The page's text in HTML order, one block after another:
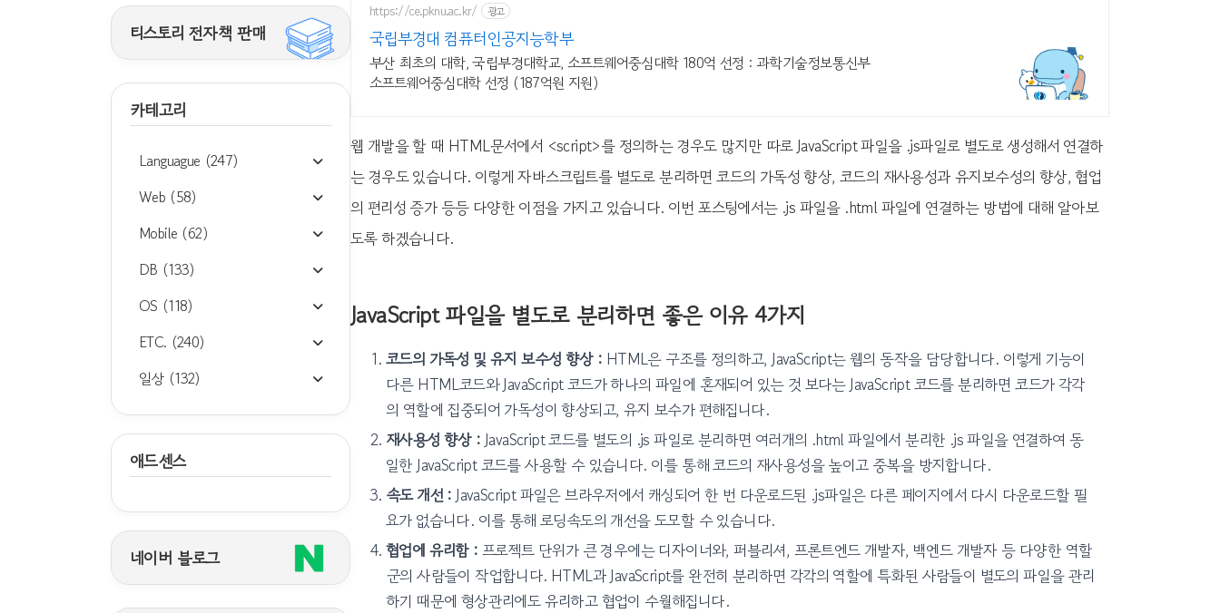
티스토리 전자책 판매
카테고리
Languague (247)
Web (58)
Mobile (62)
DB (133)
OS (118)
ETC. (240)
일상 (132)
애드센스
네이버 블로그
https://ce.pknu.ac.kr/ 광고
국립부경대 컴퓨터인공지능학부
부산 최초의 대학, 국립부경대학교, 소프트웨어중심대학 180억 선정 : 과학기술정보통신부
소프트웨어중심대학 선정 (187억원 지원)
웹 개발을 할 때 HTML문서에서 <script>를 정의하는 경우도 많지만 따로 JavaScript 파일을 .js파일로 별도로 생성해서 연결하
는 경우도 있습니다. 이렇게 자바스크립트를 별도로 분리하면 코드의 가독성 향상, 코드의 재사용성과 유지보수성의 향상, 협업
의 편리성 증가 등등 다양한 이점을 가지고 있습니다. 이번 포스팅에서는 .js 파일을 .html 파일에 연결하는 방법에 대해 알아보
도록 하겠습니다.
JavaScript 파일을 별도로 분리하면 좋은 이유 4가지
코드의 가독성 및 유지 보수성 향상 : HTML은 구조를 정의하고, JavaScript는 웹의 동작을 담당합니다. 이렇게 기능이
다른 HTML코드와 JavaScript 코드가 하나의 파일에 혼재되어 있는 것 보다는 JavaScript 코드를 분리하면 코드가 각각
의 역할에 집중되어 가독성이 향상되고, 유지 보수가 편해집니다.
재사용성 향상 : JavaScript 코드를 별도의 .js 파일로 분리하면 여러개의 .html 파일에서 분리한 .js 파일을 연결하여 동
일한 JavaScript 코드를 사용할 수 있습니다. 이를 통해 코드의 재사용성을 높이고 중복을 방지합니다.
속도 개선 : JavaScript 파일은 브라우저에서 캐싱되어 한 번 다운로드된 .js파일은 다른 페이지에서 다시 다운로드할 필
요가 없습니다. 이를 통해 로딩속도의 개선을 도모할 수 있습니다.
협업에 유리함 : 프로젝트 단위가 큰 경우에는 디자이너와, 퍼블리셔, 프론트엔드 개발자, 백엔드 개발자 등 다양한 역할
군의 사람들이 작업합니다. HTML과 JavaScript를 완전히 분리하면 각각의 역할에 특화된 사람들이 별도의 파일을 관리
하기 때문에 형상관리에도 유리하고 협업이 수월해집니다.